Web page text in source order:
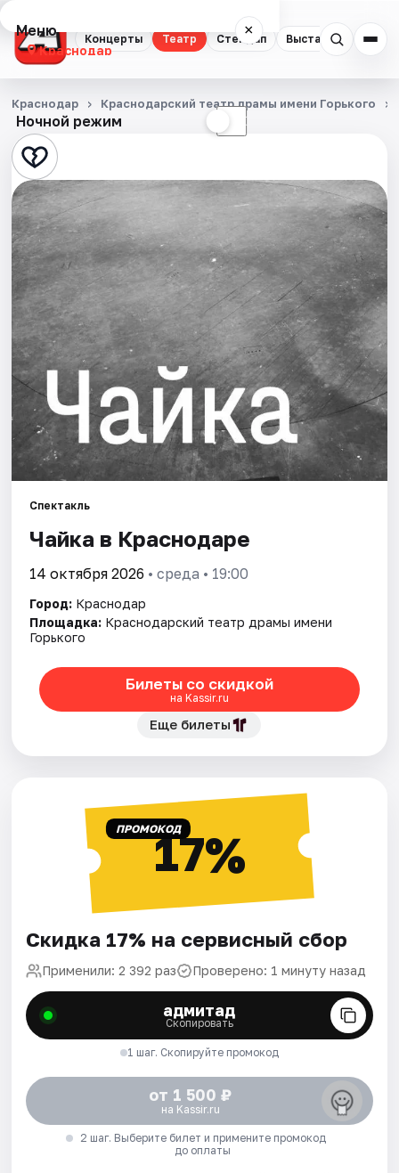
Концерты Театр Стендап Выставки
Меню ×
Краснодар
Концерты
Театр
Стендап
Выставки
Квесты
Экскурсии
Спорт
События
Города
Площадки
Рейтинги
Ночной режим ☾
Краснодар Краснодарский театр драмы имени Горького
Спектакль
Чайка в Краснодаре
14 октября 2026 • среда • 19:00
Город: Краснодар
Площадка: Краснодарский театр драмы имени
Горького
Билеты со скидкой
на Kassir.ru
Еще билеты
ПРОМОКОД17%
Скидка 17% на сервисный сбор
Применили: 2 392 раз Проверено: 1 минуту назад
адмитад
Скопировать
1 шаг. Скопируйте промокод
от 1 500 ₽
на Kassir.ru
2 шаг. Выберите билет и примените промокод
до оплаты